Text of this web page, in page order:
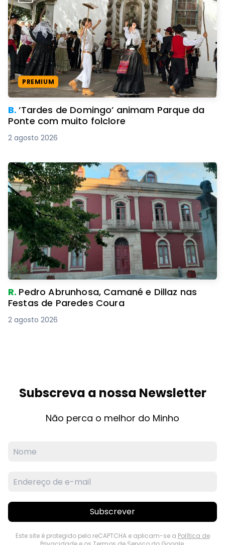
PREMIUM
B.‘Tardes de Domingo’ animam Parque da
Ponte com muito folclore
2 agosto 2026
R. Pedro Abrunhosa, Camané e Dillaz nas
Festas de Paredes Coura
2 agosto 2026
Subscreva a nossa Newsletter
Não perca o melhor do Minho
Subscrever
Este site é protegido pelo reCAPTCHA e aplicam-se a Política de